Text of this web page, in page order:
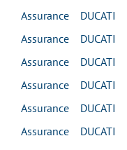
Assurance DUCATI
Assurance DUCATI
Assurance DUCATI
Assurance DUCATI
Assurance DUCATI
Assurance DUCATI